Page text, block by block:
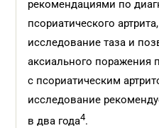
рекомендациями по
псориатического
исследование таза и
аксиального поражения
с псориатическим
исследование
в два года4.